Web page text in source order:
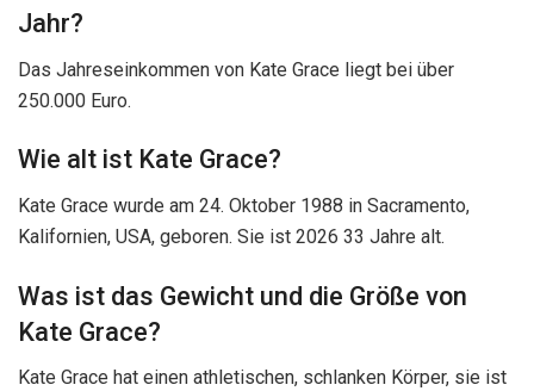
Jahr?
Das Jahreseinkommen von Kate Grace liegt bei über
250.000 Euro.
Wie alt ist Kate Grace?
Kate Grace wurde am 24. Oktober 1988 in Sacramento,
Kalifornien, USA, geboren. Sie ist 2026 33 Jahre alt.
Was ist das Gewicht und die Größe von
Kate Grace?
Kate Grace hat einen athletischen, schlanken Körper, sie ist